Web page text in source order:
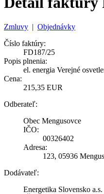
Zmluvy | Objednávky
Číslo faktúry:
FD187/25
Popis plnenia:
el. energia Verejné
Cena:
215,35 EUR
Odberateľ:
Obec Mengusovce
IČO:
00326402
Adresa:
123, 05936
Dodávateľ:
Energetika Slovensko a.s.